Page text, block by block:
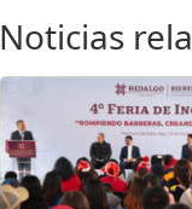
Noticias